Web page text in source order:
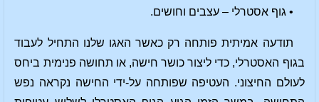
• גוף אסטרלי – עצבים וחושים.
תודעה אמיתית פותחה רק כאשר האגו שלנו התחיל לעבוד
בגוף האסטרלי, כדי ליצור כושר חישה, או תחושה פנימית ביחס
לעולם החיצוני. העטיפה שפותחה על-ידי החישה נקראה נפש